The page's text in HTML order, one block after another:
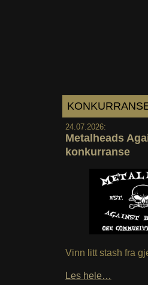
24.07.2026:
Metalheads
konkurranse
Vinn litt stash fra
Les hele…